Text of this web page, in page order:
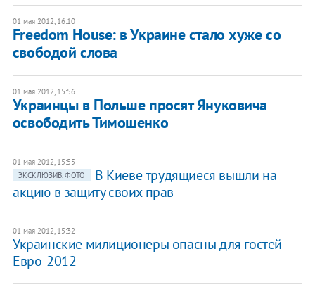
01 мая 2012, 16:10
Freedom House: в Украине стало хуже со
свободой слова
01 мая 2012, 15:56
Украинцы в Польше просят Януковича
освободить Тимошенко
01 мая 2012, 15:55
ЭКСКЛЮЗИВ, ФОТО
В Киеве трудящиеся вышли на
акцию в защиту своих прав
01 мая 2012, 15:32
Украинские милиционеры опасны для гостей
Евро-2012